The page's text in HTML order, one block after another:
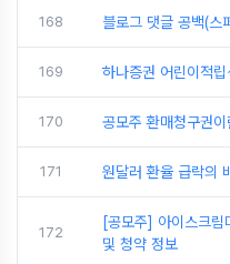
168 블로그 댓글 공백(스
169 하나증권 어린이적
170 공모주 환매청구권
171 원달러 환율 급락의
172
[공모주] 아이스크림
및 청약 정보